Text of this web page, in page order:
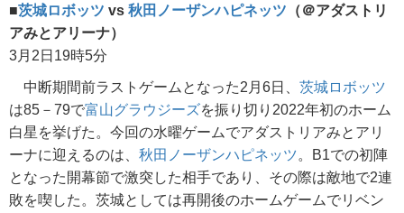
■茨城ロボッツ vs 秋田ノーザンハピネッツ （＠アダストリ
アみとアリーナ）
3月2日19時5分
中断期間前ラストゲームとなった2月6日、 茨城ロボッツ
は85－79で富山グラウジーズを振り切り2022年初のホーム
白星を挙げた。今回の水曜ゲームでアダストリアみとアリ
ーナに迎えるのは、 秋田ノーザンハピネッツ。B1での初陣
となった開幕節で激突した相手であり、その際は敵地で2連
敗を喫した。茨城としては再開後のホームゲームでリベン